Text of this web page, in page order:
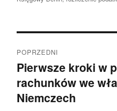
wpisu
POPRZEDNI
Poprzedni
wpis:
Pierwsze kroki w
rachunków we
Niemczech